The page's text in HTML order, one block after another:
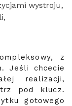
wystroju,
z
Jeśli chcecie
realizacji,
pod klucz.
gotowego